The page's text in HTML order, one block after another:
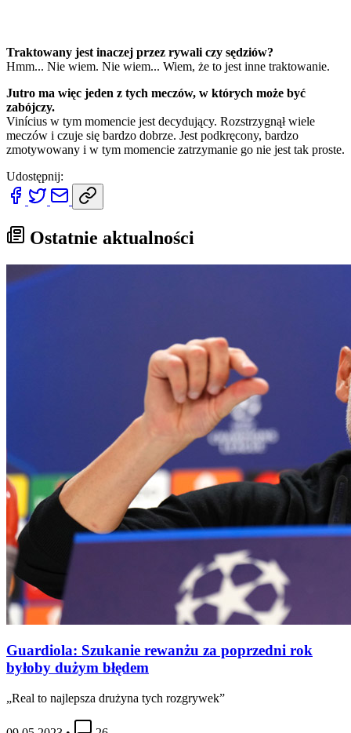
Traktowany jest inaczej przez rywali czy sędziów?
Hmm... Nie wiem. Nie wiem... Wiem, że to jest inne traktowanie.
Jutro ma więc jeden z tych meczów, w których może być
zabójczy.
Vinícius w tym momencie jest decydujący. Rozstrzygnął wiele
meczów i czuje się bardzo dobrze. Jest podkręcony, bardzo
zmotywowany i w tym momencie zatrzymanie go nie jest tak proste.
Udostępnij:
Ostatnie aktualności
Guardiola: Szukanie rewanżu za poprzedni rok
byłoby dużym błędem
„Real to najlepsza drużyna tych rozgrywek”